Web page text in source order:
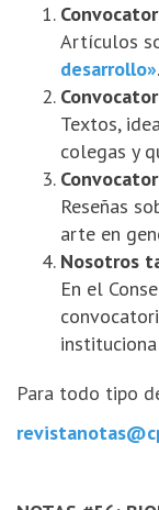
Artículos
desarrollo».
Textos,
colegas y
Reseñas
arte en
Nosotros
En el
Para todo tipo